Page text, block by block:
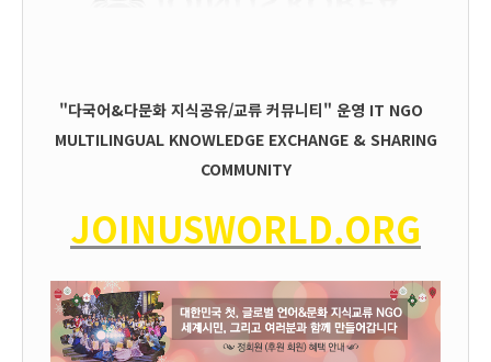
"다국어&다문화 지식공유/교류 커뮤니티" 운영 IT NGO
MULTILINGUAL KNOWLEDGE EXCHANGE & SHARING
COMMUNITY
JOINUSWORLD.ORG